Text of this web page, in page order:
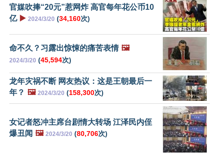
官媒吹捧“20元”惹网炸 高官每年花公币10
亿 ▶️ 2024/3/20 (34,160次)
命不久？习露出惊悚的痛苦表情 🖼️
2024/3/20 (45,594次)
龙年灾祸不断 网友热议：这是王朝最后一
年？ 🖼️ 2024/3/20 (158,300次)
女记者怒冲主席台剧情大转场 江泽民内侄
爆丑闻 🖼️ 2024/3/20 (80,706次)